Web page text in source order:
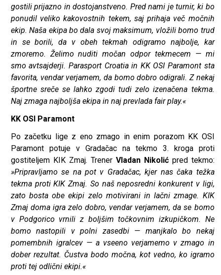
gostili prijazno in dostojanstveno. Pred nami je turnir, ki bo
ponudil veliko kakovostnih tekem, saj prihaja več močnih
ekip. Naša ekipa bo dala svoj maksimum, vložili bomo trud
in se borili, da v obeh tekmah odigramo najbolje, kar
zmoremo. Želimo nuditi močan odpor tekmecem — mi
smo avtsajderji. Parasport Croatia in KK OSI Paramont sta
favorita, vendar verjamem, da bomo dobro odigrali. Z nekaj
športne sreče se lahko zgodi tudi zelo izenačena tekma.
Naj zmaga najboljša ekipa in naj prevlada fair play.«
KK OSI Paramont
Po začetku lige z eno zmago in enim porazom KK OSI
Paramont potuje v Gradačac na tekmo 3. kroga proti
gostiteljem KIK Zmaj. TrenerVladan Nikolićpred tekmo:
»Pripravljamo se na pot v Gradačac, kjer nas čaka težka
tekma proti KIK Zmaj. So naš neposredni konkurent v ligi,
zato bosta obe ekipi zelo motivirani in lačni zmage. KIK
Zmaj doma igra zelo dobro, vendar verjamem, da se bomo
v Podgorico vrnili z boljšim točkovnim izkupičkom. Ne
bomo nastopili v polni zasedbi — manjkalo bo nekaj
pomembnih igralcev — a vseeno verjamemo v zmago in
dober rezultat. Čustva bodo močna, kot vedno, ko igramo
proti tej odlični ekipi.«